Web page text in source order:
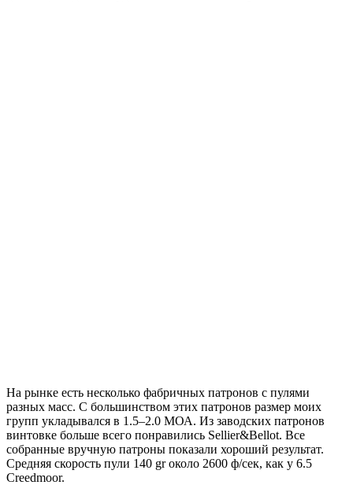
На рынке есть несколько фабричных патронов с пулями
разных масс. С большинством этих патронов размер моих
групп укладывался в 1.5–2.0 МОА. Из заводских патронов
винтовке больше всего понравились Sellier&Bellot. Все
собранные вручную патроны показали хороший результат.
Средняя скорость пули 140 gr около 2600 ф/сек, как у 6.5
Creedmoor.